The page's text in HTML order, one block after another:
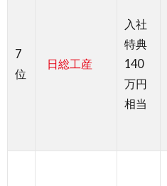
7
位
日総工産
入社
特典
140
万円
相当